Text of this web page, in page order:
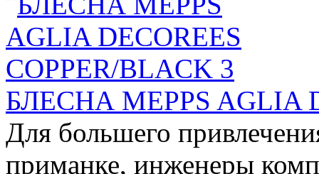
БЛЕСНА MEPPS AGLIA
Для большего
приманке, инженеры